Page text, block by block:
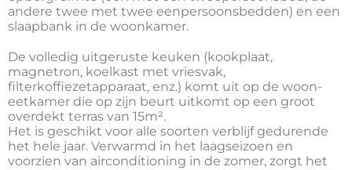
andere twee met twee eenpersoonsbedden) en een
slaapbank in de woonkamer.
De volledig uitgeruste keuken (kookplaat,
magnetron, koelkast met vriesvak,
filterkoffiezetapparaat, enz.) komt uit op de woon-
eetkamer die op zijn beurt uitkomt op een groot
overdekt terras van 15m².
Het is geschikt voor alle soorten verblijf gedurende
het hele jaar. Verwarmd in het laagseizoen en
voorzien van airconditioning in de zomer, zorgt het